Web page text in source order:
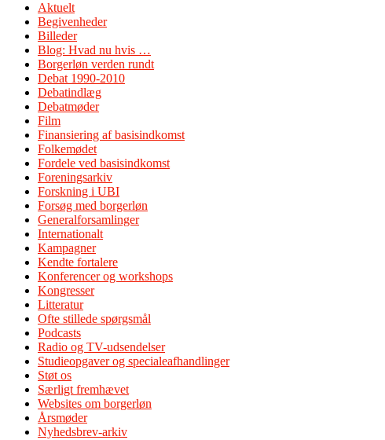
Aktuelt
Begivenheder
Billeder
Blog: Hvad nu hvis …
Borgerløn verden rundt
Debat 1990-2010
Debatindlæg
Debatmøder
Film
Finansiering af basisindkomst
Folkemødet
Fordele ved basisindkomst
Foreningsarkiv
Forskning i UBI
Forsøg med borgerløn
Generalforsamlinger
Internationalt
Kampagner
Kendte fortalere
Konferencer og workshops
Kongresser
Litteratur
Ofte stillede spørgsmål
Podcasts
Radio og TV-udsendelser
Studieopgaver og specialeafhandlinger
Støt os
Særligt fremhævet
Websites om borgerløn
Årsmøder
Nyhedsbrev-arkiv